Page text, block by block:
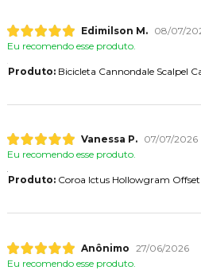
Edimilson M.
08/07/
Eu recomendo esse produto.
Produto:Bicicleta Cannondale Scalpel
Vanessa P.
07/07/2026
Eu recomendo esse produto.
Produto:Coroa Ictus Hollowgram
Anônimo 27/06/2026
Eu recomendo esse produto.